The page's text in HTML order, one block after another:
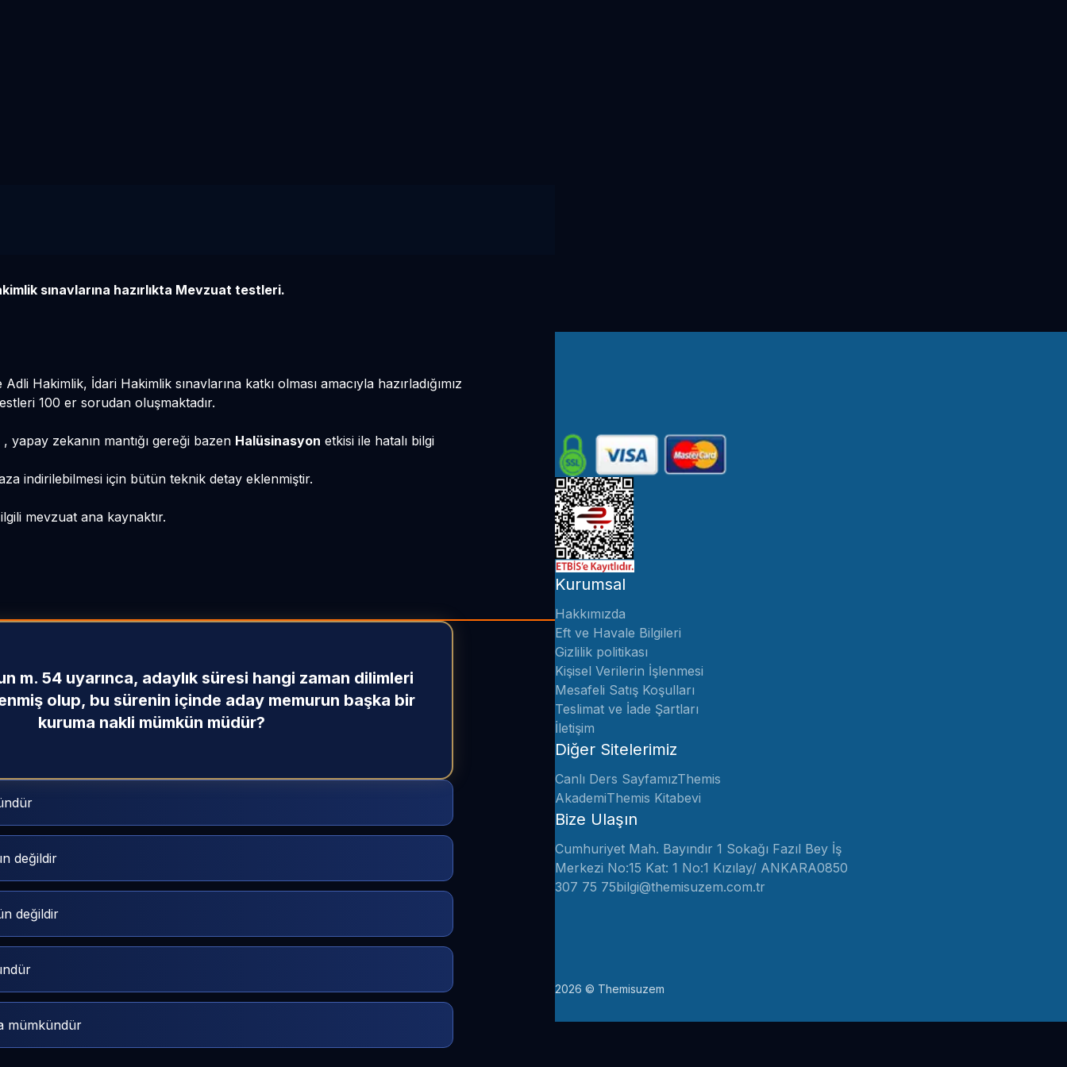
sınavlarına hazırlıkta Mevzuat testleri.
Adli Hakimlik, İdari Hakimlik sınavlarına katkı olması amacıyla hazırladığımız
100 er sorudan oluşmaktadır.
yapay zekanın mantığı gereği bazen Halüsinasyon etkisi ile hatalı bilgi
indirilebilmesi için bütün teknik detay eklenmiştir.
mevzuat ana kaynaktır.
m. 54 uyarınca, adaylık süresi hangi zaman dilimleri
olup, bu sürenin içinde aday memurun başka bir
kuruma nakli mümkün müdür?
değildir
değildir
mümkündür
Kurumsal
Hakkımızda
Eft ve Havale Bilgileri
Gizlilik politikası
Kişisel Verilerin İşlenmesi
Mesafeli Satış Koşulları
Teslimat ve İade Şartları
İletişim
Diğer Sitelerimiz
Canlı Ders SayfamızThemis
AkademiThemis Kitabevi
Bize Ulaşın
Cumhuriyet Mah. Bayındır 1 Sokağı Fazıl Bey İş
Merkezi No:15 Kat: 1 No:1 Kızılay/ ANKARA0850
307 75 75bilgi@themisuzem.com.tr
2026 © Themisuzem